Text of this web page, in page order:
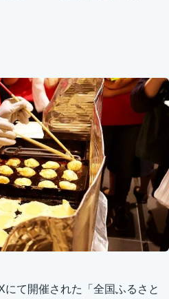
にて開催された「全国ふるさと